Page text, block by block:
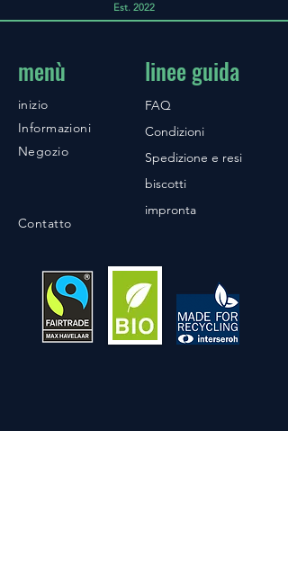
Est. 2022
menù
inizio
Informazioni
Negozio
Contatto
linee guida
FAQ
Condizioni
Spedizione e resi
biscotti
impronta